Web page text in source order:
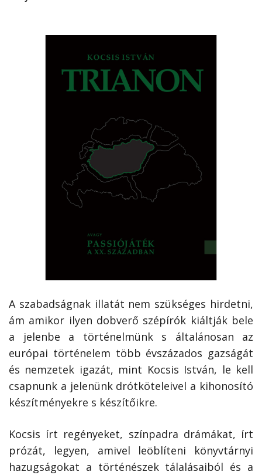
A szabadságnak illatát nem szükséges hirdetni,
ám amikor ilyen dobverő szépírók kiáltják bele
a jelenbe a történelmünk s általánosan az
európai történelem több évszázados gazságát
és nemzetek igazát, mint Kocsis István, le kell
csapnunk a jelenünk drótköteleivel a kihonosító
készítményekre s készítőikre.
Kocsis írt regényeket, színpadra drámákat, írt
prózát, legyen, amivel leöblíteni könyvtárnyi
hazugságokat a történészek tálalásaiból és a